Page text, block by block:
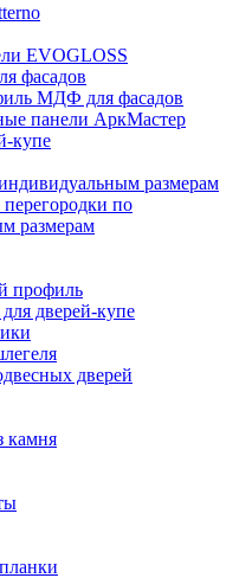
EVOGLOSS
фасадов
МДФ для фасадов
панели АркМастер
купе
размерам
по
размерам
профиль
дверей-купе
дверей
камня